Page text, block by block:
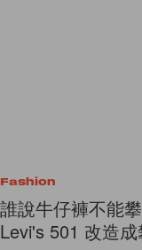
Fashion
誰說牛仔褲不能
Levi's 501 改造